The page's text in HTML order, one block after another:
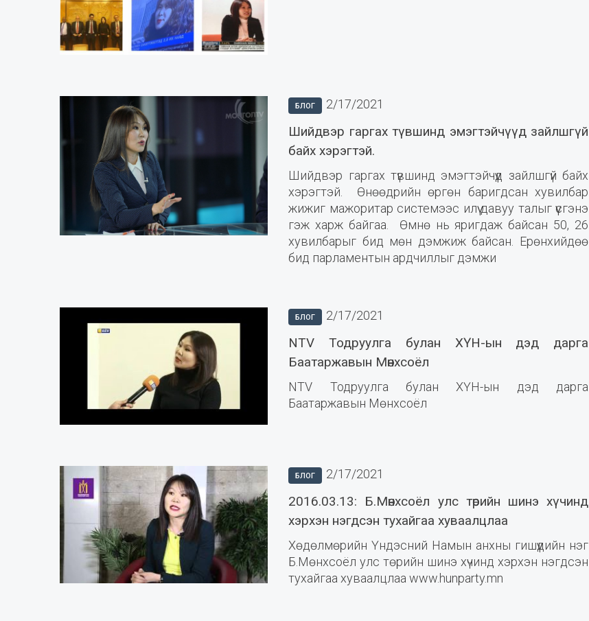
БЛОГ 2/17/2021
Шийдвэр гаргах түвшинд эмэгтэйчүүд зайлшгүй
байх хэрэгтэй.
Шийдвэр гаргах түвшинд эмэгтэйчүүд зайлшгүй байх
хэрэгтэй. Өнөөдрийн өргөн баригдсан хувилбар
жижиг мажоритар системээс илүү давуу талыг үүсгэнэ
гэж харж байгаа. Өмнө нь яригдаж байсан 50, 26
хувилбарыг бид мөн дэмжиж байсан. Ерөнхийдөө
бид парламентын ардчиллыг дэмжи
БЛОГ 2/17/2021
NTV Тодруулга булан ХҮН-ын дэд дарга
Баатаржавын Мөнхсоёл
NTV Тодруулга булан ХҮН-ын дэд дарга
Баатаржавын Мөнхсоёл
БЛОГ 2/17/2021
2016.03.13: Б.Мөнхсоёл улс төрийн шинэ хүчинд
хэрхэн нэгдсэн тухайгаа хуваалцлаа
Хөдөлмөрийн Үндэсний Намын анхны гишүүдийн нэг
Б.Мөнхсоёл улс төрийн шинэ хүчинд хэрхэн нэгдсэн
тухайгаа хуваалцлаа www.hunparty.mn